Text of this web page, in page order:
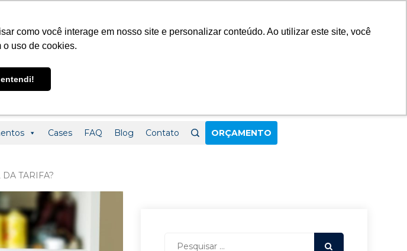
como você interage em nosso site e personalizar conteúdo. Ao utilizar este site, você
o uso de cookies.
Cases FAQ Blog Contato ORÇAMENTO
TARIFA?